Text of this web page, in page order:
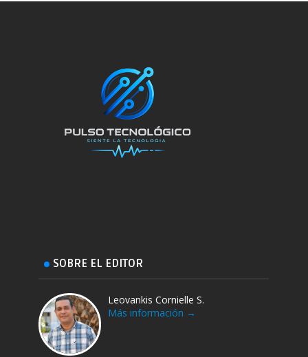
SOBRE EL EDITOR
Leovankis Cornielle S.
Más información →